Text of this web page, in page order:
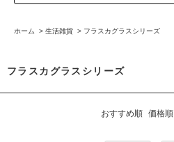
ホーム > 生活雑貨 > フラスカグラスシリーズ
フラスカグラスシリーズ
おすすめ順 価格順